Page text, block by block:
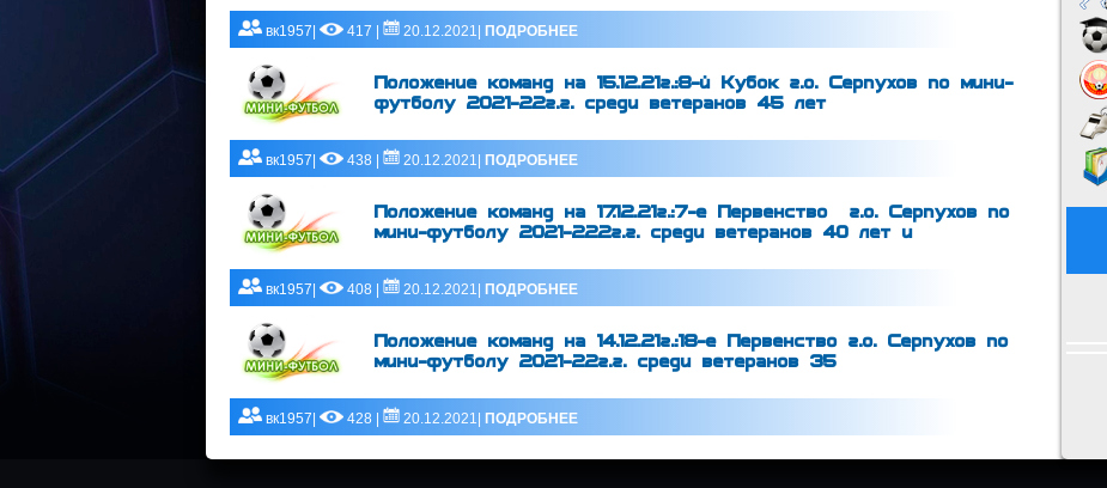
вк1957| 417 | 20.12.2021| ПОДРОБНЕЕ
Положение команд на 15.12.21г.:8-й Кубок г.о. Серпухов по мини-
футболу 2021-22г.г. среди ветеранов 45 лет
вк1957| 438 | 20.12.2021| ПОДРОБНЕЕ
Положение команд на 17.12.21г.:7-е Первенство г.о. Серпухов по
мини-футболу 2021-222г.г. среди ветеранов 40 лет и
вк1957| 408 | 20.12.2021| ПОДРОБНЕЕ
Положение команд на 14.12.21г.:18-е Первенство г.о. Серпухов по
мини-футболу 2021-22г.г. среди ветеранов 35
вк1957| 428 | 20.12.2021| ПОДРОБНЕЕ